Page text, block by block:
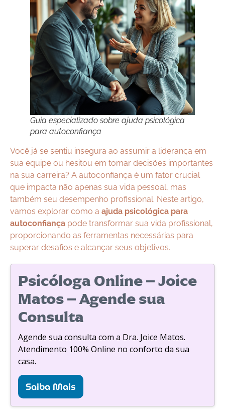
Guia especializado sobre ajuda psicológica
para autoconfiança
Você já se sentiu insegura ao assumir a liderança em
sua equipe ou hesitou em tomar decisões importantes
na sua carreira? A autoconfiança é um fator crucial
que impacta não apenas sua vida pessoal, mas
também seu desempenho profissional. Neste artigo,
vamos explorar como a ajuda psicológica para
autoconfiança pode transformar sua vida profissional,
proporcionando as ferramentas necessárias para
superar desafios e alcançar seus objetivos.
Psicóloga Online – Joice
Matos – Agende sua
Consulta
Agende sua consulta com a Dra. Joice Matos.
Atendimento 100% Online no conforto da sua
casa.
Saiba Mais